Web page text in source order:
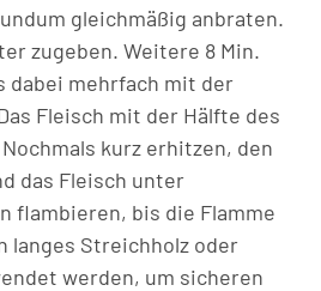
gleichmäßig anbraten.
zugeben. Weitere 8 Min.
dabei mehrfach mit der
Fleisch mit der Hälfte des
kurz erhitzen, den
das Fleisch unter
flambieren, bis die Flamme
langes Streichholz oder
werden, um sicheren